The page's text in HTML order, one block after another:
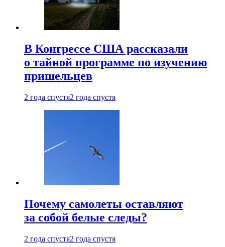
В Конгрессе США рассказали
о тайной программе по изучению
пришельцев
2 года спустя2 года спустя
Почему самолеты оставляют
за собой белые следы?
2 года спустя2 года спустя